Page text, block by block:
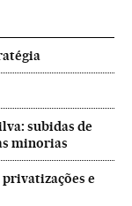
subidas de
minorias
e